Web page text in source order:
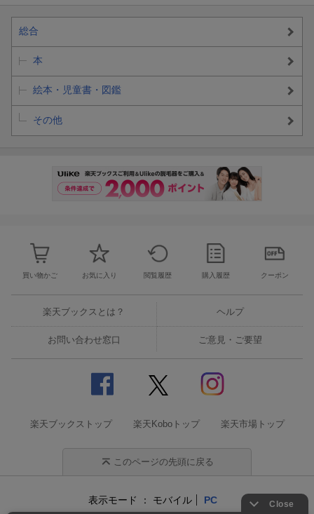
総合
本
絵本・児童書・図鑑
その他
買い物かご お気に入り 閲覧履歴 購入履歴 クーポン
楽天ブックスとは？ ヘルプ
お問い合わせ窓口 ご意見・ご要望
楽天ブックストップ 楽天Koboトップ 楽天市場トップ
このページの先頭に戻る
表示モード モバイル PC